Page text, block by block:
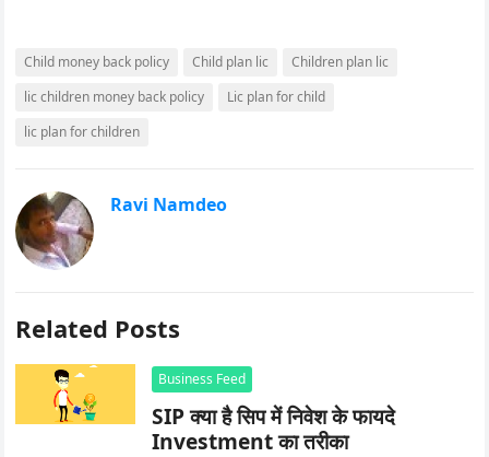
Child money back policy Child plan lic
Children plan lic
lic children money back policy
Lic plan for child
lic plan for children
Ravi Namdeo
Related Posts
Business Feed
SIP क्या है सिप में निवेश के फायदे
Investment का तरीका